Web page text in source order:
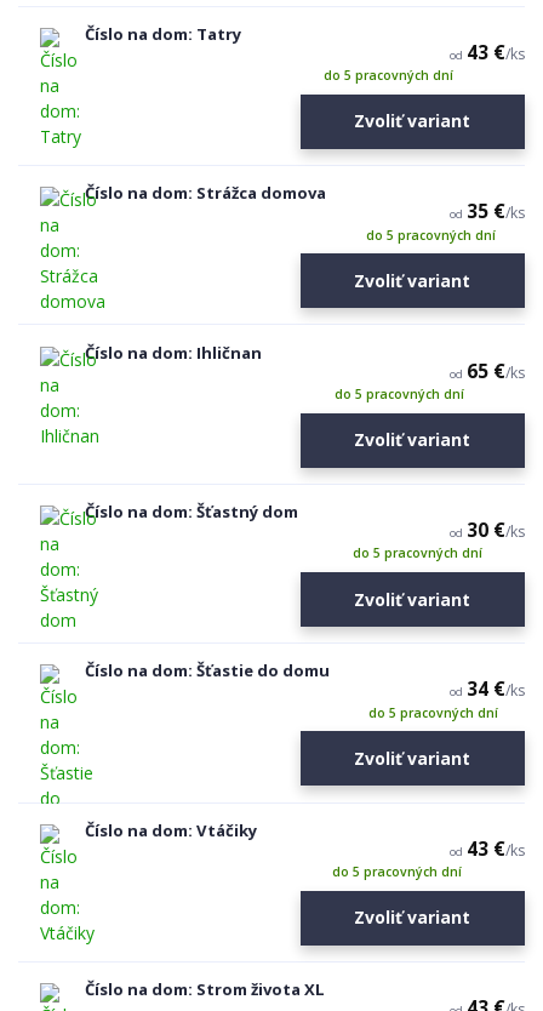
Číslo na dom: Tatry
od 43 €/ks
do 5 pracovných dní
Zvoliť variant
Číslo na dom: Strážca domova
od 35 €/ks
do 5 pracovných dní
Zvoliť variant
Číslo na dom: Ihličnan
od 65 €/ks
do 5 pracovných dní
Zvoliť variant
Číslo na dom: Šťastný dom
od 30 €/ks
do 5 pracovných dní
Zvoliť variant
Číslo na dom: Šťastie do domu
od 34 €/ks
do 5 pracovných dní
Zvoliť variant
Číslo na dom: Vtáčiky
od 43 €/ks
do 5 pracovných dní
Zvoliť variant
Číslo na dom: Strom života XL